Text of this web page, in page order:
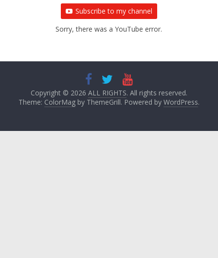
Subscribe to my channel
Sorry, there was a YouTube error.
Copyright © 2026 ALL RIGHTS. All rights reserved.
Theme: ColorMagby ThemeGrill. Powered by WordPress.